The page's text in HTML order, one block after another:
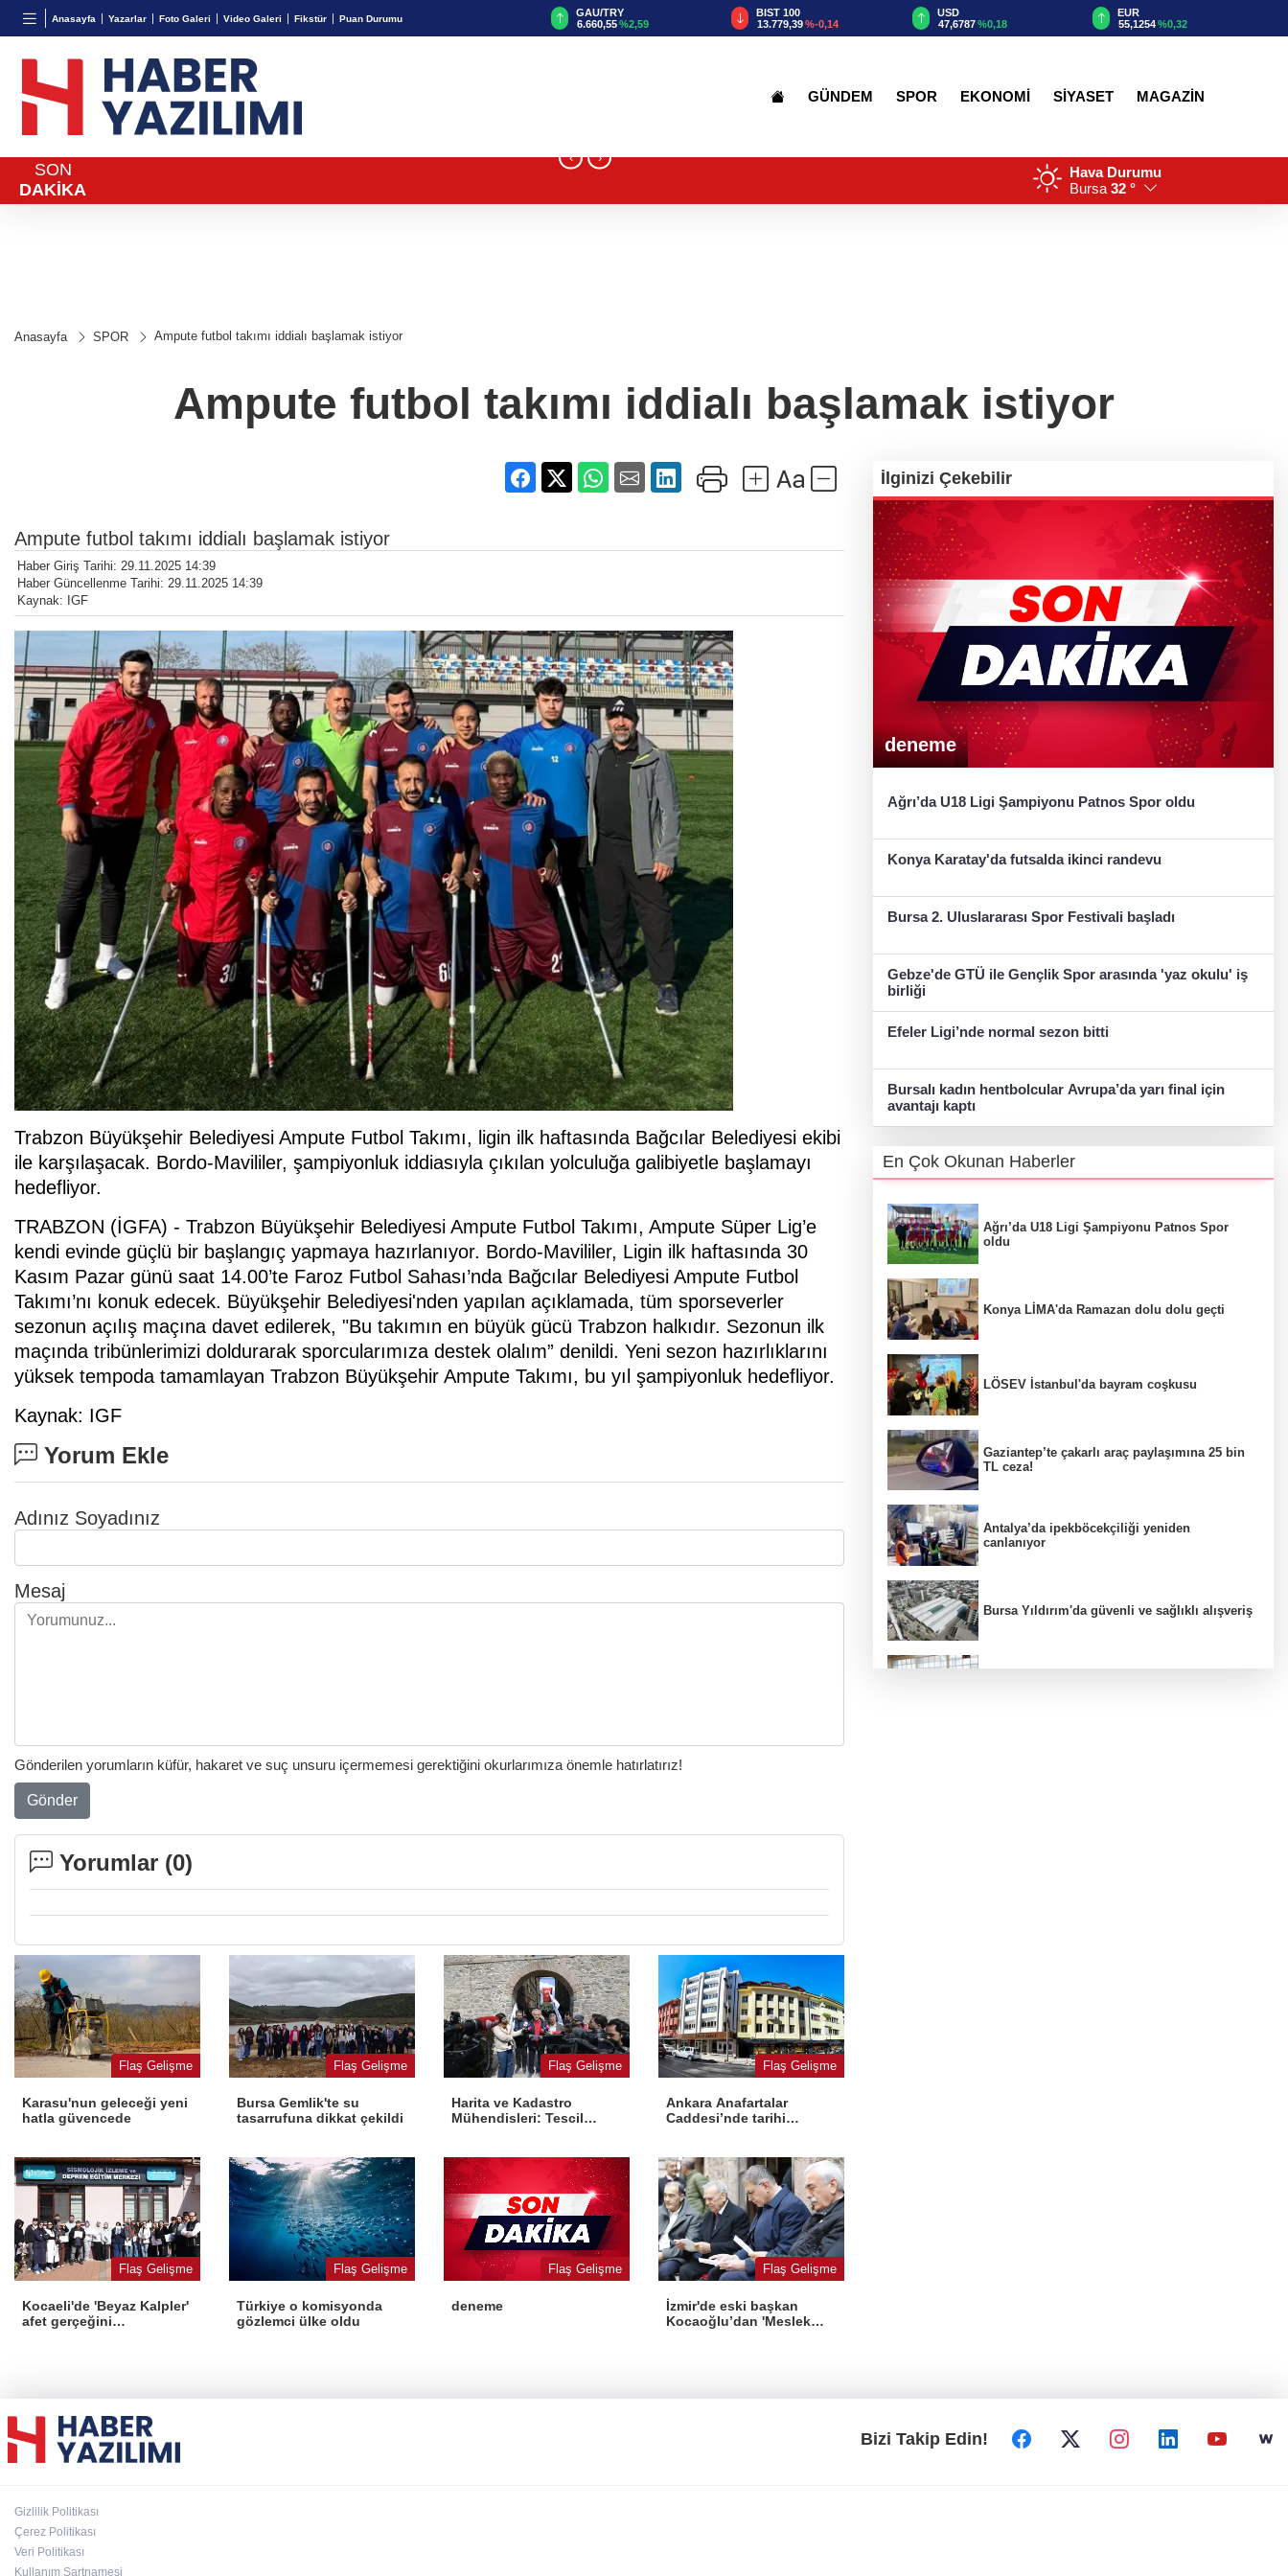
Anasayfa Yazarlar Foto Galeri Video Galeri Fikstür Puan Durumu
BGN
27,9743%-0,22
VND
0,0018%0,32
13.779,39
47,6787
55,1254
64,3468
GÜNDEM SPOR EKONOMİ SİYASET MAGAZİN
SON
DAKİKA
‹ ›
Hava Durumu
Bursa 32 °
Anasayfa SPOR Ampute futbol takımı iddialı başlamak istiyor
Ampute futbol takımı iddialı başlamak istiyor
Ampute futbol takımı iddialı başlamak istiyor
Haber Giriş Tarihi: 29.11.2025 14:39
Haber Güncellenme Tarihi: 29.11.2025 14:39
Kaynak: IGF
Trabzon Büyükşehir Belediyesi Ampute Futbol Takımı, ligin ilk haftasında Bağcılar Belediyesi ekibi
ile karşılaşacak. Bordo-Mavililer, şampiyonluk iddiasıyla çıkılan yolculuğa galibiyetle başlamayı
hedefliyor.
TRABZON (İGFA) - Trabzon Büyükşehir Belediyesi Ampute Futbol Takımı, Ampute Süper Lig’e
kendi evinde güçlü bir başlangıç yapmaya hazırlanıyor. Bordo-Mavililer, Ligin ilk haftasında 30
Kasım Pazar günü saat 14.00’te Faroz Futbol Sahası’nda Bağcılar Belediyesi Ampute Futbol
Takımı’nı konuk edecek. Büyükşehir Belediyesi'nden yapılan açıklamada, tüm sporseverler
sezonun açılış maçına davet edilerek, "Bu takımın en büyük gücü Trabzon halkıdır. Sezonun ilk
maçında tribünlerimizi doldurarak sporcularımıza destek olalım” denildi. Yeni sezon hazırlıklarını
yüksek tempoda tamamlayan Trabzon Büyükşehir Ampute Takımı, bu yıl şampiyonluk hedefliyor.
Kaynak: IGF
Yorum Ekle
Adınız Soyadınız
Mesaj
Gönderilen yorumların küfür, hakaret ve suç unsuru içermemesi gerektiğini okurlarımıza önemle hatırlatırız!
Gönder
Yorumlar (0)
Flaş Gelişme
Karasu'nun geleceği yeni
hatla güvencede
Flaş Gelişme
Bursa Gemlik'te su
tasarrufuna dikkat çekildi
Flaş Gelişme
Harita ve Kadastro
Mühendisleri: Tescil
Flaş Gelişme
Ankara Anafartalar
Caddesi’nde tarihi
Flaş Gelişme
Kocaeli'de 'Beyaz Kalpler'
afet gerçeğini
Flaş Gelişme
Türkiye o komisyonda
gözlemci ülke oldu
Flaş Gelişme
deneme
Flaş Gelişme
İzmir'de eski başkan
Kocaoğlu’dan 'Meslek
İlginizi Çekebilir
deneme
Ağrı’da U18 Ligi Şampiyonu Patnos Spor oldu
Konya Karatay'da futsalda ikinci randevu
Bursa 2. Uluslararası Spor Festivali başladı
Gebze'de GTÜ ile Gençlik Spor arasında 'yaz okulu' iş
birliği
Efeler Ligi’nde normal sezon bitti
Bursalı kadın hentbolcular Avrupa’da yarı final için
avantajı kaptı
En Çok Okunan Haberler
Ağrı’da U18 Ligi Şampiyonu Patnos Spor
oldu
Konya LİMA'da Ramazan dolu dolu geçti
LÖSEV İstanbul'da bayram coşkusu
Gaziantep’te çakarlı araç paylaşımına 25 bin
TL ceza!
Antalya’da ipekböcekçiliği yeniden
canlanıyor
Bursa Yıldırım'da güvenli ve sağlıklı alışveriş
Bizi Takip Edin!
Gizlilik Politikası
Çerez Politikası
Veri Politikası
Kullanım Şartnamesi